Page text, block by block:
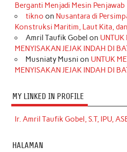
Berganti Menjadi Mesin Penjawab
tikno on Nusantara di
Konstruksi Maritim, Laut Kita,
Amril Taufik Gobel on UNTUK
MENYISAKAN JEJAK INDAH DI
Musniaty Musni on UNTUK
MENYISAKAN JEJAK INDAH DI
MY LINKED IN PROFILE
Ir. Amril Taufik Gobel, S.T, IPU,
HALAMAN